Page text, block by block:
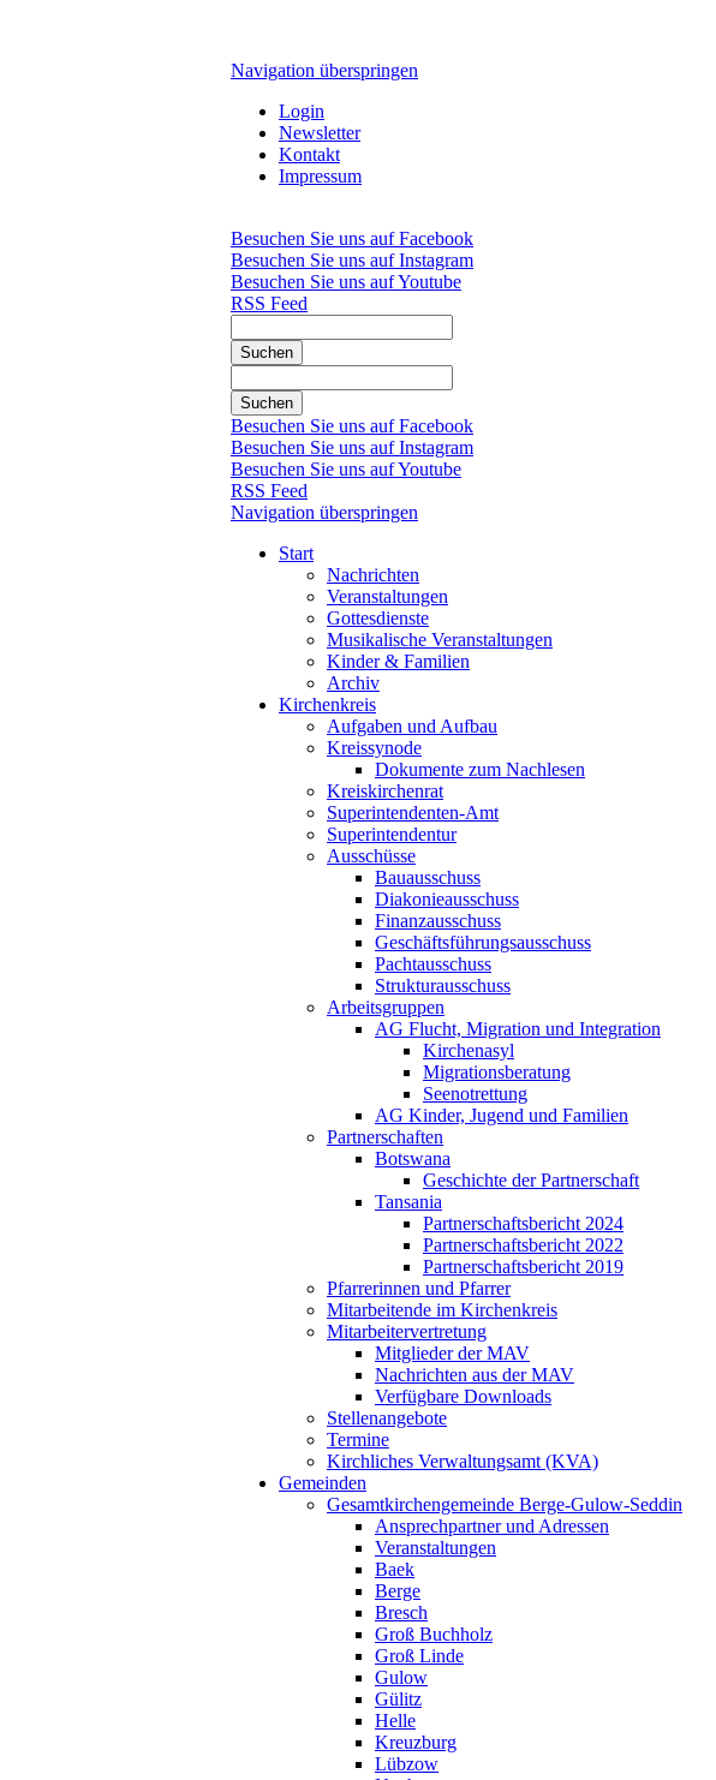
Navigation überspringen
Login
Newsletter
Kontakt
Impressum
Besuchen Sie uns auf Facebook
Besuchen Sie uns auf Instagram
Besuchen Sie uns auf Youtube
RSS Feed
Suchen
Suchen
Besuchen Sie uns auf Facebook
Besuchen Sie uns auf Instagram
Besuchen Sie uns auf Youtube
RSS Feed
Navigation überspringen
Start
Nachrichten
Veranstaltungen
Gottesdienste
Musikalische Veranstaltungen
Kinder & Familien
Archiv
Kirchenkreis
Aufgaben und Aufbau
Kreissynode
Dokumente zum Nachlesen
Kreiskirchenrat
Superintendenten-Amt
Superintendentur
Ausschüsse
Bauausschuss
Diakonieausschuss
Finanzausschuss
Geschäftsführungsausschuss
Pachtausschuss
Strukturausschuss
Arbeitsgruppen
AG Flucht, Migration und Integration
Kirchenasyl
Migrationsberatung
Seenotrettung
AG Kinder, Jugend und Familien
Partnerschaften
Botswana
Geschichte der Partnerschaft
Tansania
Partnerschaftsbericht 2024
Partnerschaftsbericht 2022
Partnerschaftsbericht 2019
Pfarrerinnen und Pfarrer
Mitarbeitende im Kirchenkreis
Mitarbeitervertretung
Mitglieder der MAV
Nachrichten aus der MAV
Verfügbare Downloads
Stellenangebote
Termine
Kirchliches Verwaltungsamt (KVA)
Gemeinden
Gesamtkirchengemeinde Berge-Gulow-Seddin
Ansprechpartner und Adressen
Veranstaltungen
Baek
Berge
Bresch
Groß Buchholz
Groß Linde
Gulow
Gülitz
Helle
Kreuzburg
Lübzow